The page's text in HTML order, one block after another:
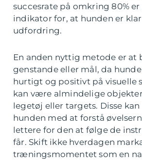
succesrate på omkring 80%
indikator for, at hunden er
udfordring.
En anden nyttig metode er at
genstande eller mål, da
hurtigt og positivt på visuelle
kan være almindelige
legetøj eller targets. Disse
hunden med at forstå
lettere for den at følge de
får. Skift ikke hverdagen
træningsmomentet som en